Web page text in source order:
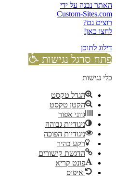
האתר נבנה על ידי
Custom-Sites.com
רוצים גם?
לחצו כאן!
דילוג לתוכן
פתח סרגל נגישות
כלי נגישות
הגדל טקסט
הקטן טקסט
גווני אפור
ניגודיות גבוהה
ניגודיות הפוכה
רקע בהיר
הדגשת קישורים
פונט קריא
איפוס